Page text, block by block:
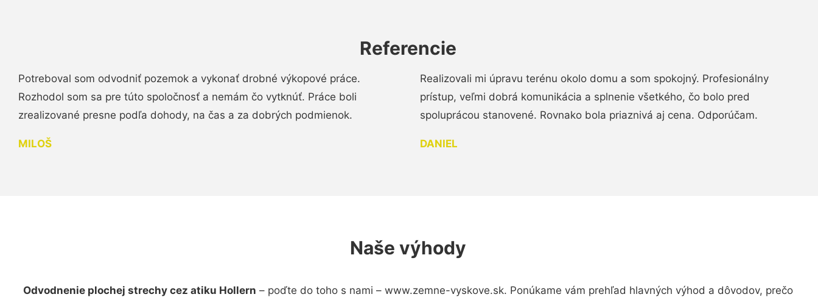
Referencie
Potreboval som odvodniť pozemok a vykonať drobné výkopové práce.
Rozhodol som sa pre túto spoločnosť a nemám čo vytknúť. Práce boli
zrealizované presne podľa dohody, na čas a za dobrých podmienok.
MILOŠ
Realizovali mi úpravu terénu okolo domu a som spokojný. Profesionálny
prístup, veľmi dobrá komunikácia a splnenie všetkého, čo bolo pred
spoluprácou stanovené. Rovnako bola priaznivá aj cena. Odporúčam.
DANIEL
Naše výhody
Odvodnenie plochej strechy cez atiku Hollern – poďte do toho s nami – www.zemne-vyskove.sk. Ponúkame vám prehľad hlavných výhod a dôvodov, prečo